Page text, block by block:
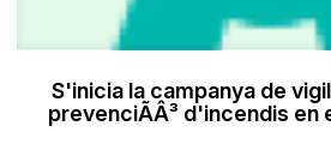
S'inicia la campanya de
prevenciÃÂ³ d'incendis en